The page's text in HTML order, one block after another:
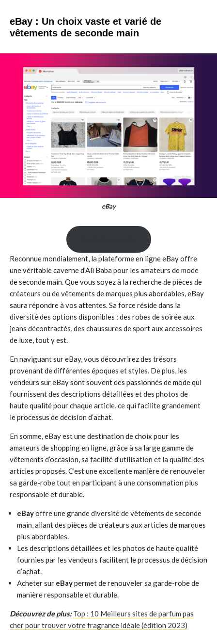
eBay : Un choix vaste et varié de
vêtements de seconde main
eBay
Reconnue mondialement, la plateforme en ligne eBay offre
une véritable caverne d’Ali Baba pour les amateurs de mode
de seconde main. Que vous soyez à la recherche de pièces de
créateurs ou de vêtements de marques plus abordables, eBay
saura répondre à vos attentes. Sa force réside dans la
diversité des options disponibles : des robes de soirée aux
jeans décontractés, des chaussures de sport aux accessoires
de luxe, tout y est.
En naviguant sur eBay, vous découvrirez des trésors
provenant de différentes époques et styles. De plus, les
vendeurs sur eBay sont souvent des passionnés de mode qui
fournissent des descriptions détaillées et des photos de
haute qualité pour chaque article, ce qui facilite grandement
le processus de décision d’achat.
En somme, eBay est une destination de choix pour les
amateurs de shopping en ligne, grâce à sa large gamme de
vêtements d’occasion, sa facilité d’utilisation et la qualité des
articles proposés. C’est une excellente manière de renouveler
sa garde-robe tout en participant à une consommation plus
responsable et durable.
eBayoffre une grande diversité de vêtements de seconde
main, allant des pièces de créateurs aux articles de marques
plus abordables.
Les descriptions détaillées et les photos de haute qualité
fournies par les vendeurs facilitent le processus de décision
d’achat.
Acheter sur eBaypermet de renouveler sa garde-robe de
manière responsable et durable.
Découvrez de plus:Top : 10 Meilleurs sites de parfum pas
cher pour trouver votre fragrance idéale (édition 2023)